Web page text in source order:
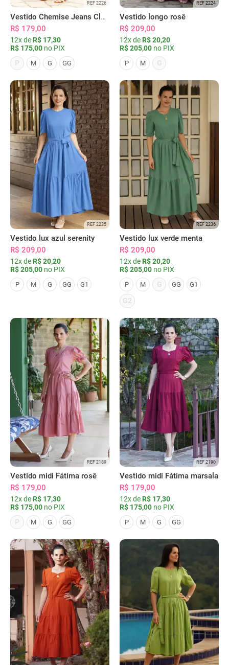
REF 2226
Vestido Chemise Jeans Clássica Serena
R$ 179,00
12x de R$ 17,30
R$ 175,00 no PIX
P
M G GG
REF 2224
Vestido longo rosê
R$ 209,00
12x de R$ 20,20
R$ 205,00 no PIX
P M G
REF 2235
Vestido lux azul serenity
R$ 209,00
12x de R$ 20,20
R$ 205,00 no PIX
P M G GG G1
REF 2236
Vestido lux verde menta
R$ 209,00
12x de R$ 20,20
R$ 205,00 no PIX
P M G GG G1
G2
REF 2189
Vestido midi Fátima rosê
R$ 179,00
12x de R$ 17,30
R$ 175,00 no PIX
P
M G GG
REF 2190
Vestido midi Fátima marsala
R$ 179,00
12x de R$ 17,30
R$ 175,00 no PIX
P M G GG